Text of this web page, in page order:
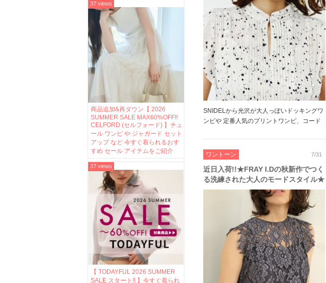
商品追加&再ダウン【 2026
SUMMER SALE MAX60%OFF!!
CELFORD (セルフォード) 】チュ
ール ワンピ や ジャガード セット
アップ など 今すぐ着られるおす
すめ セール アイテムをご紹介
37 views
【 TODAYFUL 2026 SUMMER
SALE スタート!! 】今すぐ着られ
37 views
SNIDELから光沢が大人っぽいドッキングワ
ンピや 定番人気のプリントワンピ、コード
シーズン人気な可愛さたっぷりのアイテムた
ち ぜひこの機会にチェックしてくださいね!!
＞＞SN […]
ワントーン 7/31
近日入荷!!★FRAY I.Dの秋新作でつく
る洗練された大人のモードスタイル★
ドレッシーなレースやプリーツ使いに